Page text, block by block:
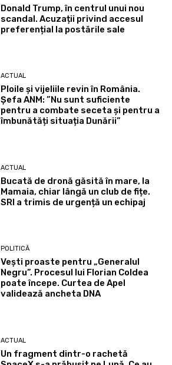
Donald Trump, în centrul unui nou
scandal. Acuzații privind accesul
preferențial la postările sale
ACTUAL
Ploile și vijeliile revin în România.
Șefa ANM: ”Nu sunt suficiente
pentru a combate seceta și pentru a
îmbunătăți situația Dunării”
ACTUAL
Bucată de dronă găsită în mare, la
Mamaia, chiar lângă un club de fițe.
SRI a trimis de urgență un echipaj
POLITICĂ
Vești proaste pentru „Generalul
Negru”. Procesul lui Florian Coldea
poate începe. Curtea de Apel
validează ancheta DNA
ACTUAL
Un fragment dintr-o rachetă